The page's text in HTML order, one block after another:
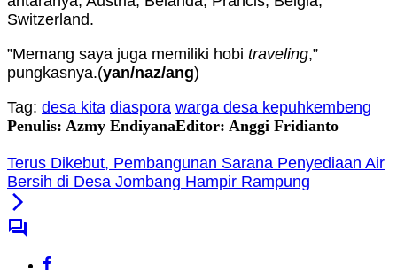
Switzerland.
”Memang saya juga memiliki hobi traveling,”
pungkasnya.(yan/naz/ang)
Tag: desa kita diaspora warga desa kepuhkembeng
Penulis: Azmy EndiyanaEditor: Anggi Fridianto
Terus Dikebut, Pembangunan Sarana Penyediaan Air
Bersih di Desa Jombang Hampir Rampung